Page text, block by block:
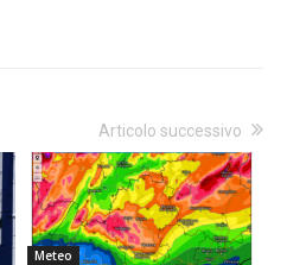
Articolo successivo
Meteo